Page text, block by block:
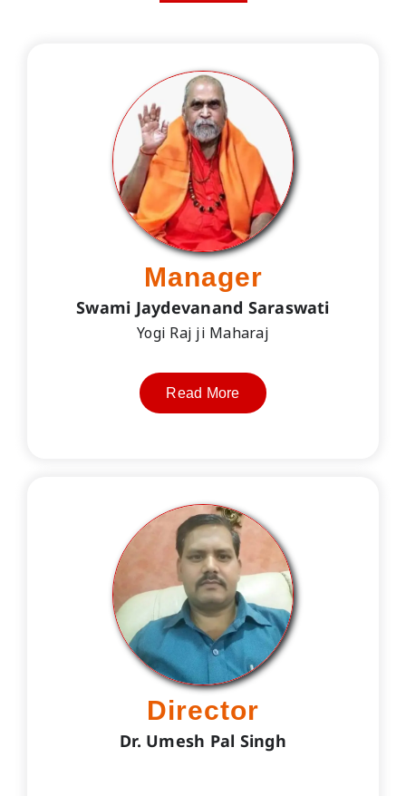
Manager
Swami Jaydevanand Saraswati
Yogi Raj ji Maharaj
Read More
Director
Dr. Umesh Pal Singh